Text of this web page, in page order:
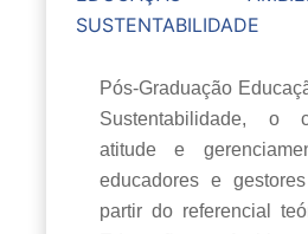
SUSTENTABILIDADE
Pós-Graduação
Sustentabilidade, o
atitude e
educadores e
partir do referencial